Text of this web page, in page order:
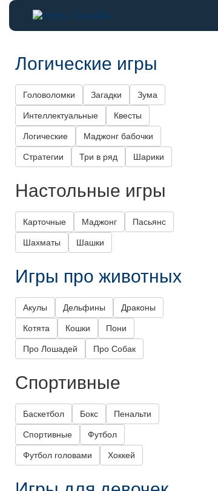
Логические игры
Головоломки Загадки Зума
Интеллектуальные Квесты
Логические Маджонг бабочки
Стратегии Три в ряд Шарики
Настольные игры
Карточные Маджонг Пасьянс
Шахматы Шашки
Игры про животных
Акулы Дельфины Драконы
Котята Кошки Пони
Про Лошадей Про Собак
Спортивные
Баскетбол Бокс Пенальти
Спортивные Футбол
Футбол головами Хоккей